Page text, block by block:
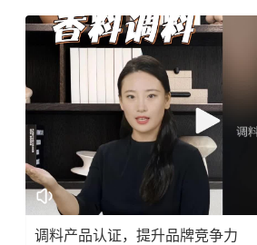
调料产品认证，提升品牌竞争力